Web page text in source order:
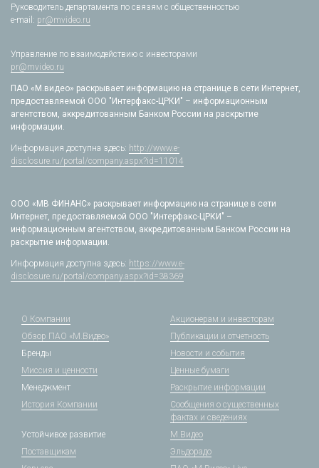
Руководитель департамента по связям с общественностью
e-mail: pr@mvideo.ru
Управление по взаимодействию с инвесторами
pr@mvideo.ru
ПАО «М.видео» раскрывает информацию на странице в сети Интернет,
предоставляемой ООО "Интерфакс-ЦРКИ" – информационным
агентством, аккредитованным Банком России на раскрытие
информации.
Информация доступна здесь: http://www.e-
disclosure.ru/portal/company.aspx?id=11014
ООО «МВ ФИНАНС» раскрывает информацию на странице в сети
Интернет, предоставляемой ООО "Интерфакс-ЦРКИ" –
информационным агентством, аккредитованным Банком России на
раскрытие информации.
Информация доступна здесь: https://www.e-
disclosure.ru/portal/company.aspx?id=38369
О Компании
Обзор ПАО «М.Видео»
Бренды
Миссия и ценности
Менеджмент
История Компании
Акционерам и инвесторам
Публикации и отчетность
Новости и события
Ценные бумаги
Раскрытие информации
Сообщения о существенных
фактах и сведениях
Устойчивое развитие
Поставщикам
М.Видео
Эльдорадо